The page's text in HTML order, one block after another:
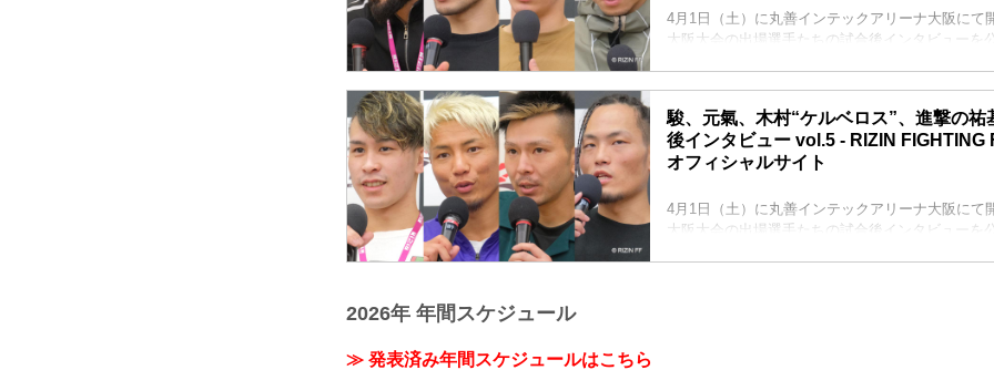
4月1日（土）に丸善インテックアリーナ大阪にて
大阪大会の出場選手たちの試合後インタビューを
キム・ギョンピョ「今日の試合に勝てたので、今
youtu.be
ーー試合後の率直な感想をお聞かせいただけます
ギョンピョ まずは、すべての選手は精神的に苦労
います。今までもそうだったのですが、今回は...
駿、元氣、木村“ケルベロス”、進撃の祐
後インタビュー vol.5 - RIZIN FIGHTING
オフィシャルサイト
4月1日（土）に丸善インテックアリーナ大阪にて
大阪大会の出場選手たちの試合後インタビューを
2026年 年間スケジュール
≫ 発表済み年間スケジュールはこちら